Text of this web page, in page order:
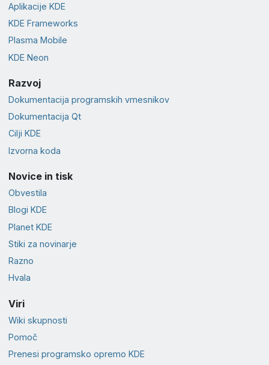
Aplikacije KDE
KDE Frameworks
Plasma Mobile
KDE Neon
Razvoj
Dokumentacija programskih vmesnikov
Dokumentacija Qt
Cilji KDE
Izvorna koda
Novice in tisk
Obvestila
Blogi KDE
Planet KDE
Stiki za novinarje
Razno
Hvala
Viri
Wiki skupnosti
Pomoč
Prenesi programsko opremo KDE